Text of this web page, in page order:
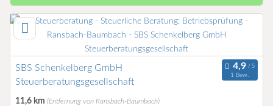
SBS Schenkelberg GmbH
Steuerberatungsgesellschaft
1 Bew.
11,6 km (Entfernung von Ransbach-Baumbach)